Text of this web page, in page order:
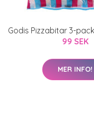
Godis Pizzabitar 3-
99 SEK
MER INFO!